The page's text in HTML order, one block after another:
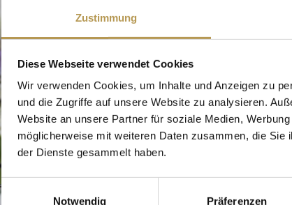
Zustimmung
Diese Webseite verwendet Cookies
Wir verwenden Cookies, um Inhalte und Anzeigen zu
und die Zugriffe auf unsere Website zu analysieren.
Website an unsere Partner für soziale Medien,
möglicherweise mit weiteren Daten zusammen, die
der Dienste gesammelt haben.
Einwilligungsauswahl
Notwendig
Präferenzen